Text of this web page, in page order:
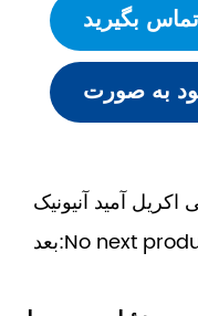
بالا دارد. CPAM می تواند پس از تغلیظ و فرآیند
رفته به طور موثر
حذف کند.
بگیرید
اکریل آمید آنیونیک
بعد:No next